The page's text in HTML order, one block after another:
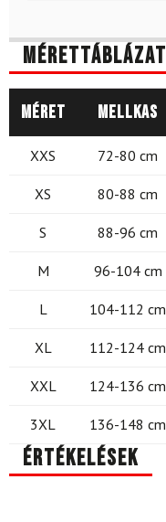
Mérettáblázat
Méret Mellkas
XXS 72-80 cm
XS 80-88 cm
S 88-96 cm
M 96-104 cm
L 104-112 cm
XL 112-124 cm
XXL 124-136 cm
3XL 136-148 cm
Értékelések